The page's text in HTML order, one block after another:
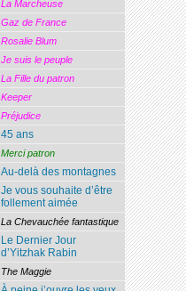
La Marcheuse
Gaz de France
Rosalie Blum
Je suis le peuple
La Fille du patron
Keeper
Préjudice
45 ans
Merci patron
Au-delà des montagnes
Je vous souhaite d’être
follement aimée
La Chevauchée fantastique
Le Dernier Jour
d’Yitzhak Rabin
The Maggie